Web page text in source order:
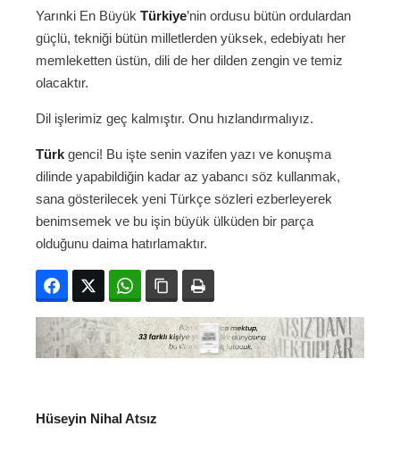
Yarınki En Büyük Türkiye’nin ordusu bütün ordulardan
güçlü, tekniği bütün milletlerden yüksek, edebiyatı her
memleketten üstün, dili de her dilden zengin ve temiz
olacaktır.
Dil işlerimiz geç kalmıştır. Onu hızlandırmalıyız.
Türk genci! Bu işte senin vazifen yazı ve konuşma
dilinde yapabildiğin kadar az yabancı söz kullanmak,
sana gösterilecek yeni Türkçe sözleri ezberleyerek
benimsemek ve bu işin büyük ülküden bir parça
olduğunu daima hatırlamaktır.
FacebookTwitter WhatsAppBağlanıyı kopyala
Hüseyin Nihal Atsız